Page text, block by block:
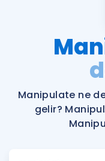
Remzi Hoca ile seni
Katılımcı
Faydalı Araçlar
Ücretsiz
Manipulate ne
gelir?